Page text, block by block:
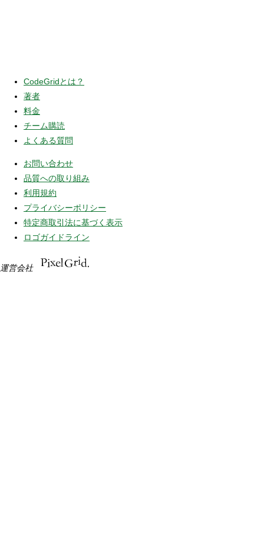
CodeGridとは？
著者
料金
チーム購読
よくある質問
お問い合わせ
品質への取り組み
利用規約
プライバシーポリシー
特定商取引法に基づく表示
ロゴガイドライン
運営会社